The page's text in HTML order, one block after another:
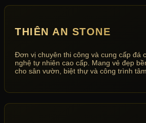
THIÊN AN STONE
Đơn vị chuyên thi công và cung cấp đá
nghệ tự nhiên cao cấp. Mang vẻ đẹp
cho sân vườn, biệt thự và công trình tâm